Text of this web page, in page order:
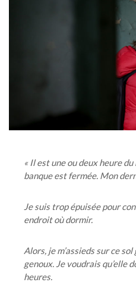
« Il est une ou deux heure
banque est fermée. Mon
Je suis trop épuisée pour
endroit où dormir.
Alors, je m’assieds sur ce
genoux. Je voudrais qu’elle
heures.